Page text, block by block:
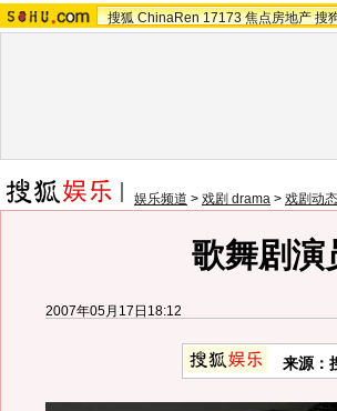
搜狐 ChinaRen 17173 焦点房地产 搜
娱乐频道 > 戏剧 drama > 戏剧动态
歌舞剧演
2007年05月17日18:12
来源：